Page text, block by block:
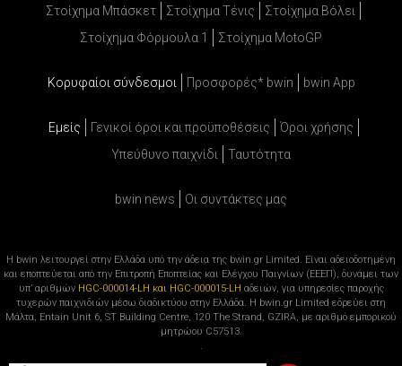
Στοίχημα Μπάσκετ
Στοίχημα Τένις
Στοίχημα Βόλει
Στοίχημα Φόρμουλα 1
Στοίχημα MotoGP
Κορυφαίοι σύνδεσμοι Προσφορές* bwin bwin App
Εμείς Γενικοί όροι και προϋποθέσεις
Όροι χρήσης
Υπεύθυνο παιχνίδι
Ταυτότητα
bwin news Oι συντάκτες μας
Η bwin λειτουργεί στην Ελλάδα υπό την άδεια της bwin.gr Limited. Είναι αδειοδοτημένη
και εποπτεύεται από την Επιτροπή Εποπτείας και Ελέγχου Παιγνίων (ΕΕΕΠ), δυνάμει των
υπ’ αριθμών HGC-000014-LH και HGC-000015-LH αδειών, για υπηρεσίες παροχής
τυχερών παιχνιδιών μέσω διαδικτύου στην Ελλάδα. Η bwin.gr Limited εδρεύει στη
Μάλτα, Entain Unit 6, ST Building Centre, 120 The Strand, GZIRA, με αριθμό εμπορικού
μητρώου C57513.
.